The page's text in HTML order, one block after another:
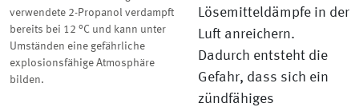
verwendete 2-Propanol verdampft
bereits bei 12 °C und kann unter
Umständen eine gefährliche
explosionsfähige Atmosphäre
bilden.
Lösemitteldämpfe in der
Luft anreichern.
Dadurch entsteht die
Gefahr, dass sich ein
zündfähiges